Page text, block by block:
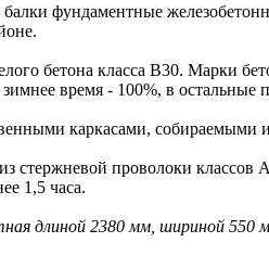
фундаментные
бетона класса В30. Марки
время - 100%, в остальные
каркасами, собираемыми
стержневой проволоки
1,5 часа.
длиной 2380 мм, шириной